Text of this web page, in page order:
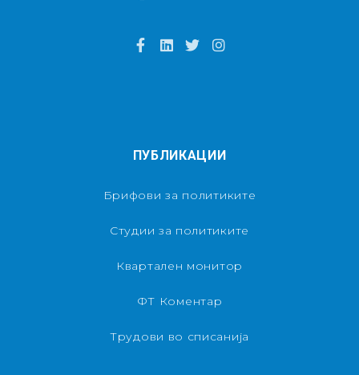
ПУБЛИКАЦИИ
Брифови за политиките
Студии за политиките
Квартален монитор
ФТ Коментар
Трудови во списанија